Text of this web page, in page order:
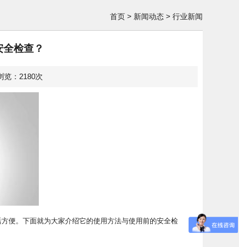
首页 > 新闻动态 > 行业新闻
检查？
览：2180次
便。下面就为大家介绍它的使用方法与使用前的安全检